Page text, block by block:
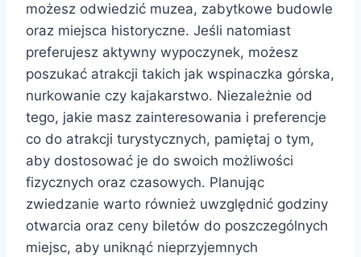
możesz odwiedzić muzea, zabytkowe budowle
oraz miejsca historyczne. Jeśli natomiast
preferujesz aktywny wypoczynek, możesz
poszukać atrakcji takich jak wspinaczka górska,
nurkowanie czy kajakarstwo. Niezależnie od
tego, jakie masz zainteresowania i preferencje
co do atrakcji turystycznych, pamiętaj o tym,
aby dostosować je do swoich możliwości
fizycznych oraz czasowych. Planując
zwiedzanie warto również uwzględnić godziny
otwarcia oraz ceny biletów do poszczególnych
miejsc, aby uniknąć nieprzyjemnych